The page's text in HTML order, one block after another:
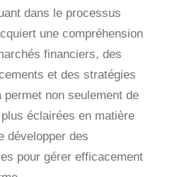
dans le processus
une compréhension
financiers, des
et des stratégies
permet non seulement de
éclairées en matière
développer des
pour gérer efficacement